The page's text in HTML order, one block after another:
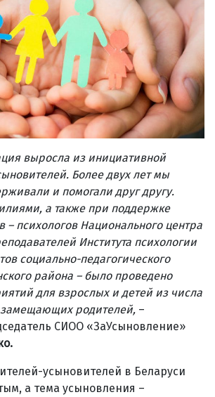
выросла из инициативной
Более двух лет мы
и помогали друг другу.
а также при поддержке
– психологов Национального центра
Института психологии
социально-педагогического
района – было проведено
для взрослых и детей из числа
родителей, –
СИОО «ЗаУсыновление»
усыновителей в Беларуси
а тема усыновления –